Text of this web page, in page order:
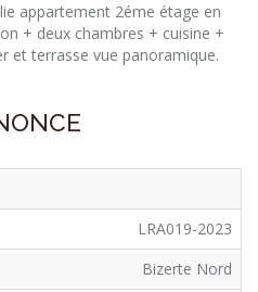
appartement 2éme étage en
+ deux chambres + cuisine +
et terrasse vue panoramique.
LRA019-2023
Bizerte Nord